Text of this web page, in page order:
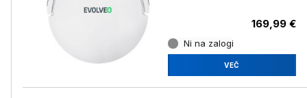
169,99 €
Ni na zalogi
VEČ